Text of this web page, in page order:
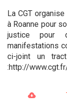
La CGT
à Roanne pour
justice pour
manifestations
ci-joint un
:http://